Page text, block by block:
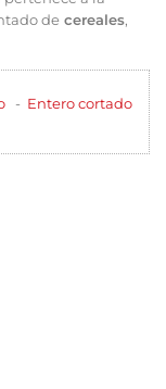
de cereales,
- Entero cortado